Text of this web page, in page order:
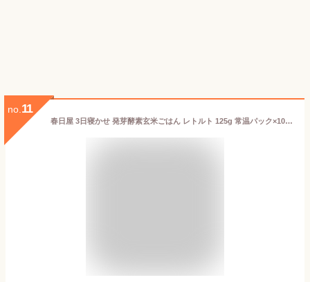
no. 11
春日屋 3日寝かせ 発芽酵素玄米ごはん レトルト 125g 常温パック×10食 特Aひとめぼれ米使用 天皇献上米 令和7年産